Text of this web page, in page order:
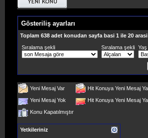
Gösteriliş ayarları
Toplam 638 adet konudan sayfa basi 1 ile 20
Sıralama şekli
Sıralama şekli Yaş
Yeni Mesaj Var
Hit Konuya Yeni Mesaj
Yeni Mesaj Yok
Hit Konuya Yeni Mesaj
Konu Kapatılmıştır
Yetkileriniz